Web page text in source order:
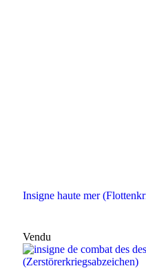
Insigne haute mer
Vendu